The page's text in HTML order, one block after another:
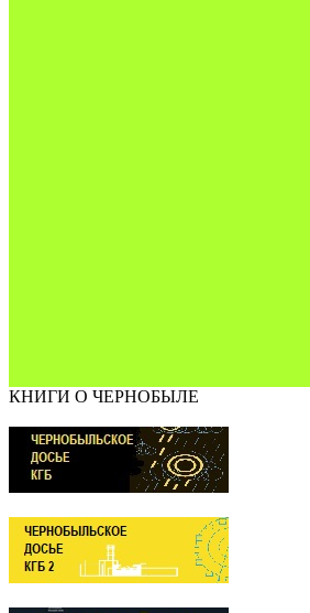
КНИГИ О ЧЕРНОБЫЛЕ